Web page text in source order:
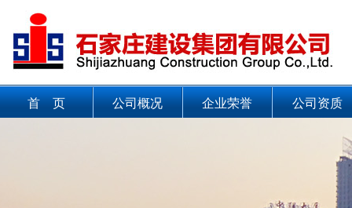
首 页 公司概况 企业荣誉 公司资质